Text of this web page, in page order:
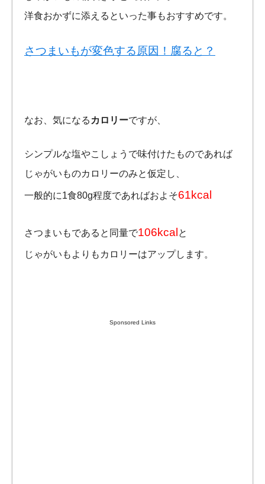
洋食おかずに添えるといった事もおすすめです。
さつまいもが変色する原因！腐ると？
なお、気になる カロリーですが、
シンプルな塩やこしょうで味付けたものであれば
じゃがいものカロリーのみと仮定し、
一般的に1食80g程度であればおよそ61kcal
さつまいもであると同量で106kcal と
じゃがいもよりもカロリーはアップします。
Sponsored Links